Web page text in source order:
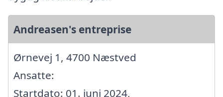
Andreasen's entreprise
Ørnevej 1, 4700 Næstved
Ansatte:
Startdato: 01. juni 2024,